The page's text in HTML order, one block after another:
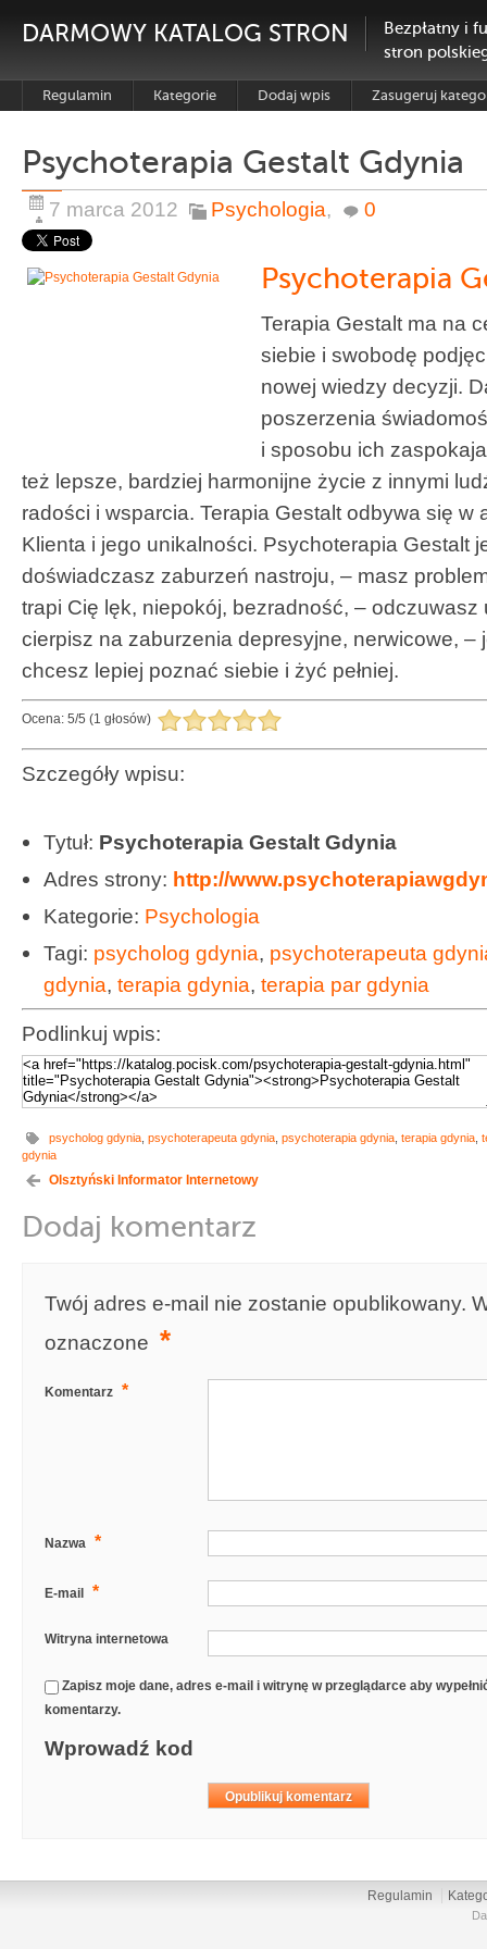
DARMOWY KATALOG STRON
Bezpłatny i
stron
Regulamin Kategorie Dodaj wpis Zasugeruj
Psychoterapia Gestalt Gdynia
7 marca 2012 Psychologia, 0
Psychoterapia
Terapia Gestalt ma na
siebie i swobodę
nowej wiedzy decyzji.
poszerzenia
i sposobu ich
też lepsze, bardziej harmonijne życie z innymi
radości i wsparcia. Terapia Gestalt odbywa się w
Klienta i jego unikalności. Psychoterapia Gestalt
doświadczasz zaburzeń nastroju, – masz
trapi Cię lęk, niepokój, bezradność, – odczuwasz
cierpisz na zaburzenia depresyjne, nerwicowe, –
chcesz lepiej poznać siebie i żyć pełniej.
Ocena: 5/5 (1 głosów)
Szczegóły wpisu:
Tytuł: Psychoterapia Gestalt Gdynia
Adres strony: http://
Kategorie: Psychologia
Tagi: psycholog gdynia, psychoterapeuta
gdynia, terapia gdynia, terapia par gdynia
Podlinkuj wpis:
psycholog gdynia psychoterapeuta gdynia psychoterapia gdynia terapia gdynia
gdynia
Olsztyński Informator Internetowy
Dodaj komentarz
Twój adres e-mail nie zostanie opublikowany.
oznaczone *
Komentarz *
Nazwa *
E-mail *
Witryna internetowa
Zapisz moje dane, adres e-mail i witrynę w przeglądarce aby
komentarzy.
Wprowadź kod
Regulamin